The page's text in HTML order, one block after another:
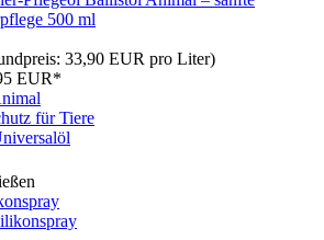
33,90 EUR pro Liter)
EUR*
für Tiere